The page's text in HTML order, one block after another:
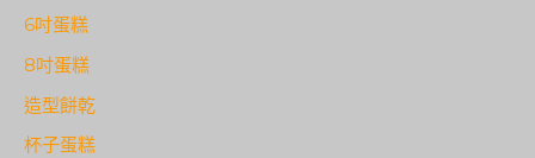
6吋蛋糕
8吋蛋糕
造型餅乾
杯子蛋糕